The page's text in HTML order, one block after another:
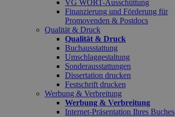
VG WORT-Ausschüttung
Finanzierung und Förderung für
Promovenden & Postdocs
Qualität & Druck
Qualität & Druck
Buchausstattung
Umschlaggestaltung
Sonderausstattungen
Dissertation drucken
Festschrift drucken
Werbung & Verbreitung
Werbung & Verbreitung
Internet-Präsentation Ihres Buches